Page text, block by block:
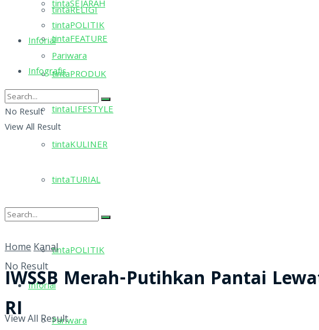
tintaSEJARAH
tintaFEATURE
tintaPRODUK
tintaLIFESTYLE
tintaKULINER
tintaTURIAL
tintaPOLITIK
Inforial
Pariwara
tintaRELIGI
tintaPOLITIK
Inforial
Pariwara
Infografis
No Result
View All Result
No Result
View All Result
Home Kanal
IWSSB Merah-Putihkan Pantai
RI